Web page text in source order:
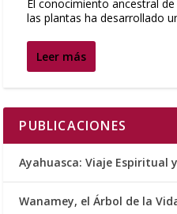
El conocimiento ancestral
las plantas ha desarrollado
Leer más
PUBLICACIONES
Ayahuasca: Viaje Espiritual
Wanamey, el Árbol de la